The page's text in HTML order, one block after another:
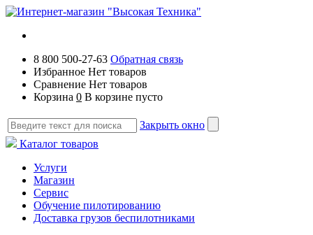
8 800 500-27-63 Обратная связь
Избранное Нет товаров
Сравнение Нет товаров
Корзина 0 В корзине пусто
Закрыть окно
Каталог товаров
Услуги
Магазин
Сервис
Обучение пилотированию
Доставка грузов беспилотниками